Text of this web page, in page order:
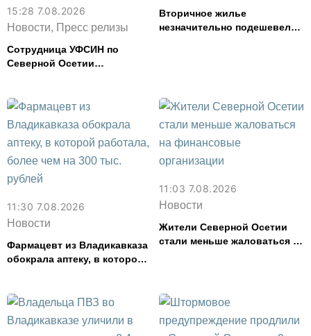
15:28 7.08.2026
Новости, Пресс релизы
Сотрудница УФСИН по
Северной Осетии
смыслов»
Вторичное жилье
незначительно подешевело
11:30 7.08.2026
Новости
Фармацевт из Владикавказа
обокрала аптеку, в которой
11:03 7.08.2026
Новости
Жители Северной Осетии
стали меньше жаловаться на